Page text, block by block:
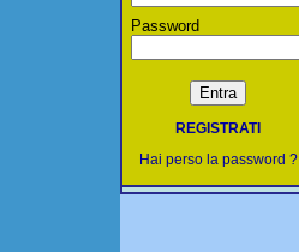
Password
REGISTRATI
Hai perso la password ?